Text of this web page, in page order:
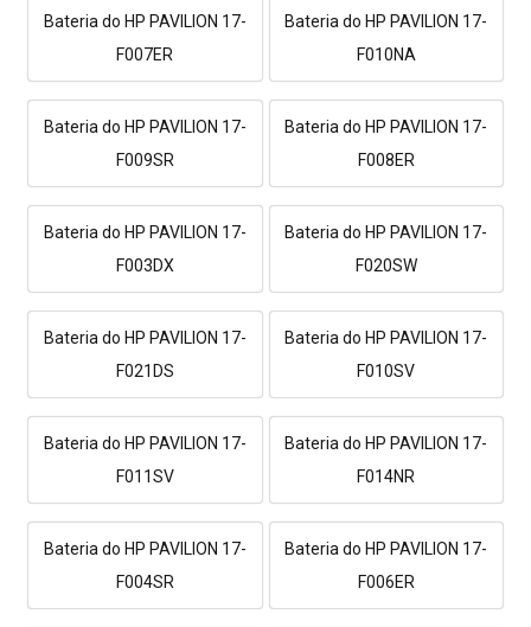
Bateria do HP PAVILION 17-
F007ER
Bateria do HP PAVILION 17-
F010NA
Bateria do HP PAVILION 17-
F009SR
Bateria do HP PAVILION 17-
F008ER
Bateria do HP PAVILION 17-
F003DX
Bateria do HP PAVILION 17-
F020SW
Bateria do HP PAVILION 17-
F021DS
Bateria do HP PAVILION 17-
F010SV
Bateria do HP PAVILION 17-
F011SV
Bateria do HP PAVILION 17-
F014NR
Bateria do HP PAVILION 17-
F004SR
Bateria do HP PAVILION 17-
F006ER